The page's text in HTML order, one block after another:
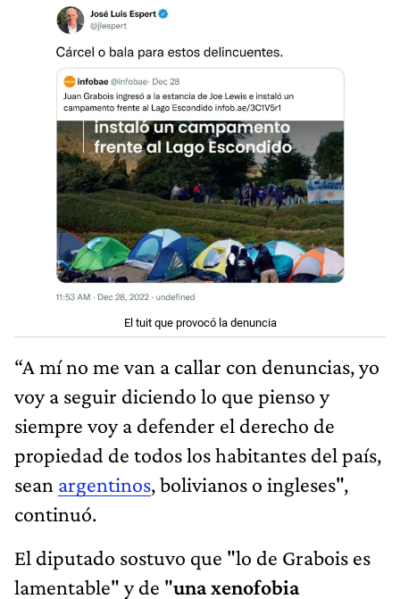
El tuit que provocó la denuncia
“A mí no me van a callar con denuncias, yo
voy a seguir diciendo lo que pienso y
siempre voy a defender el derecho de
propiedad de todos los habitantes del país,
sean argentinos, bolivianos o ingleses",
continuó.
El diputado sostuvo que "lo de Grabois es
lamentable" y de "una xenofobia